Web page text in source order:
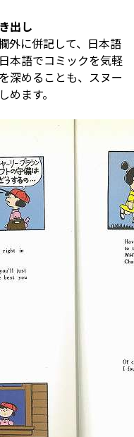
出し
外に併記して、日本語
本語でコミックを気軽
深めることも、スヌー
めます。